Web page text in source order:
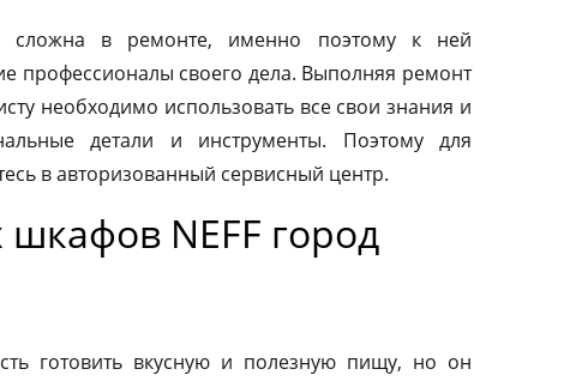
сложна в ремонте, именно поэтому к ней
профессионалы своего дела. Выполняя ремонт
необходимо использовать все свои знания и
детали и инструменты. Поэтому для
в авторизованный сервисный центр.
NEFF город
готовить вкусную и полезную пищу, но он